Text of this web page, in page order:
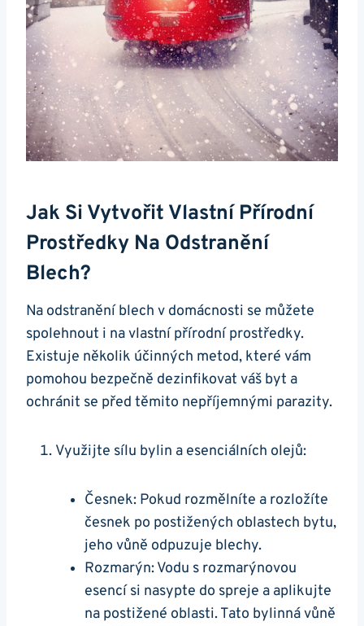
Jak Si Vytvořit Vlastní Přírodní
Prostředky Na Odstranění
Blech?
Na odstranění blech v domácnosti se můžete
spolehnout i na vlastní přírodní prostředky.
Existuje několik účinných metod, které vám
pomohou bezpečně dezinfikovat váš byt a
ochránit se před těmito nepříjemnými parazity.
Využijte sílu bylin a esenciálních olejů:
Česnek: Pokud rozmělníte a rozložíte
česnek po postižených oblastech bytu,
jeho vůně odpuzuje blechy.
Rozmarýn: Vodu s rozmarýnovou
esencí si nasypte do spreje a aplikujte
na postižené oblasti. Tato bylinná vůně